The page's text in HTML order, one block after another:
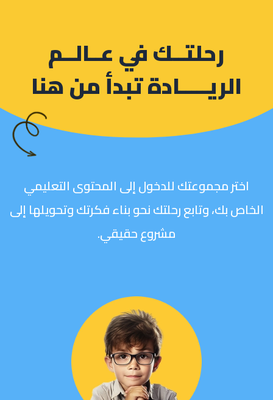
رحلتــك في عــالــم
الريـــــادة تبدأ من هنا
اختر مجموعتك للدخول إلى المحتوى التعليمي
الخاص بك، وتابع رحلتك نحو بناء فكرتك وتحويلها إلى
مشروع حقيقي.